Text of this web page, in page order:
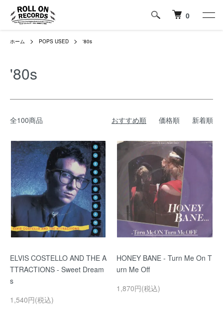
0
ホーム POPS USED '80s
'80s
全100商品 おすすめ順 価格順 新着順
ELVIS COSTELLO AND THE A
TTRACTIONS - Sweet Dream
s
1,540円(税込)
HONEY BANE - Turn Me On T
urn Me Off
1,870円(税込)